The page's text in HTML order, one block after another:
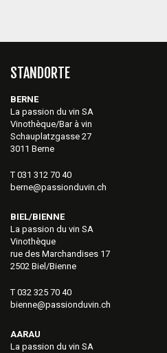
STANDORTE
BERNE
La passion du vin SA
Vinothèque/Bar à vin
Schauplatzgasse 27
3011 Berne
T 031 312 70 40
berne@passionduvin.ch
BIEL/BIENNE
La passion du vin SA
Vinothèque
rue des Marchandises 17
2502 Biel/Bienne
T 032 325 70 40
bienne@passionduvin.ch
AARAU
La passion du vin SA